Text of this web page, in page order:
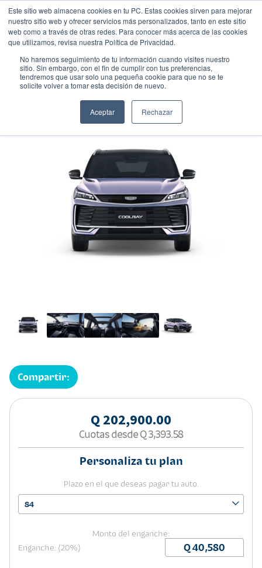
Este sitio web almacena cookies en tu PC. Estas cookies sirven para mejorar
nuestro sitio web y ofrecer servicios más personalizados, tanto en este sitio
web como a través de otras redes. Para conocer más acerca de las cookies
que utilizamos, revisa nuestra Política de Privacidad.
No haremos seguimiento de tu información cuando visites nuestro
sitio. Sin embargo, con el fin de cumplir con tus preferencias,
tendremos que usar solo una pequeña cookie para que no se te
solicite volver a tomar esta decisión de nuevo.
Aceptar Rechazar
GEELY COOLRAY MILLION
GASOLINA
Compartir:
Q 202,900.00
Cuotas desde Q 3,393.58
Personaliza tu plan
Plazo en el que deseas pagar tu auto.
84
Monto del enganche:
Enganche: (20%)